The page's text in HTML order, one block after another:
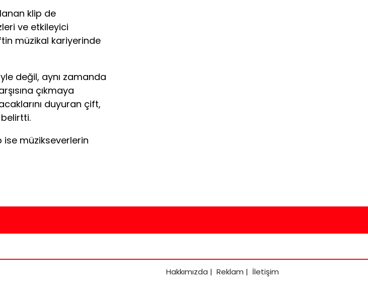
klip de
ve etkileyici
müzikal kariyerinde
değil, aynı zamanda
çıkmaya
duyuran çift,
müzikseverlerin
Hakkımızda | Reklam | İletişim